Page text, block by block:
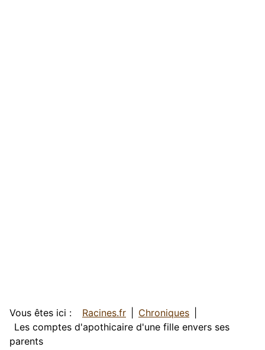
Vous êtes ici : Racines.fr
Chroniques
Les comptes d'apothicaire d'une fille envers ses
parents